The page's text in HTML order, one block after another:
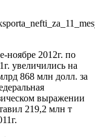
ноябре 2012г. по
увеличились на
868 млн долл. за
выражении
219,2 млн т